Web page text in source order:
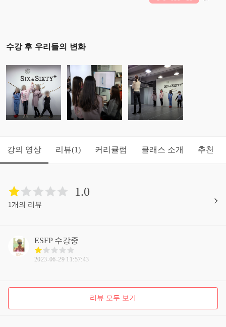
수강 후 우리들의 변화
강의 영상 리뷰(1) 커리큘럼 클래스 소개 추천
1.0
1개의 리뷰
ESFP 수강중
2023-06-29 11:57:43
리뷰 모두 보기